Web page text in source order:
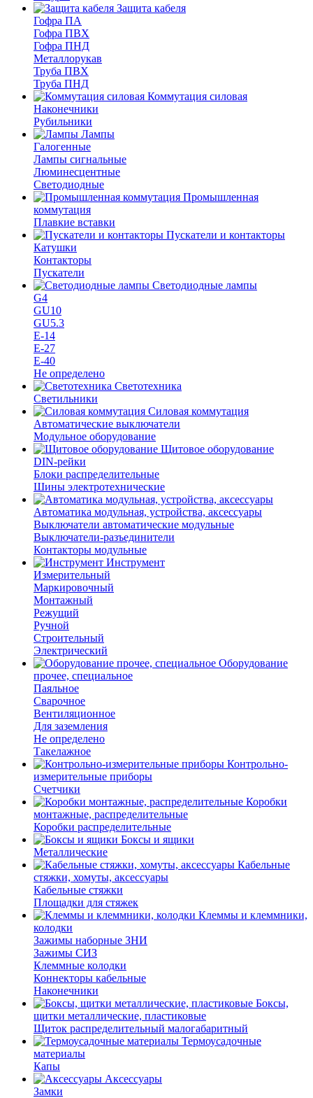
Защита кабеля
Гофра ПА
Гофра ПВХ
Гофра ПНД
Металлорукав
Труба ПВХ
Труба ПНД
Коммутация силовая
Наконечники
Рубильники
Лампы
Галогенные
Лампы сигнальные
Люминесцентные
Светодиодные
Промышленная
коммутация
Плавкие вставки
Пускатели и контакторы
Катушки
Контакторы
Пускатели
Светодиодные лампы
G4
GU10
GU5.3
Е-14
Е-27
Е-40
Не определено
Светотехника
Светильники
Силовая коммутация
Автоматические выключатели
Модульное оборудование
Щитовое оборудование
DIN-рейки
Блоки распределительные
Шины электротехнические
Автоматика модульная, устройства, аксессуары
Выключатели автоматические модульные
Выключатели-разъединители
Контакторы модульные
Инструмент
Измерительный
Маркировочный
Монтажный
Режущий
Ручной
Строительный
Электрический
Оборудование
прочее, специальное
Паяльное
Сварочное
Вентиляционное
Для заземления
Не определено
Такелажное
Контрольно-
измерительные приборы
Счетчики
Коробки
монтажные, распределительные
Коробки распределительные
Боксы и ящики
Металлические
Кабельные
стяжки, хомуты, аксессуары
Кабельные стяжки
Площадки для стяжек
Клеммы и клеммники,
колодки
Зажимы наборные ЗНИ
Зажимы СИЗ
Клеммные колодки
Коннекторы кабельные
Наконечники
Боксы,
щитки металлические, пластиковые
Щиток распределительный малогабаритный
Термоусадочные
материалы
Капы
Аксессуары
Замки